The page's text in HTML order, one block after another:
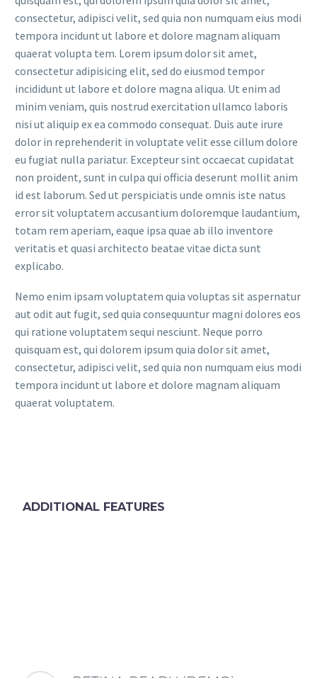
consectetur, adipisci velit, sed quia non numquam eius modi
tempora incidunt ut labore et dolore magnam aliquam
quaerat volupta tem. Lorem ipsum dolor sit amet,
consectetur adipisicing elit, sed do eiusmod tempor
incididunt ut labore et dolore magna aliqua. Ut enim ad
minim veniam, quis nostrud exercitation ullamco laboris
nisi ut aliquip ex ea commodo consequat. Duis aute irure
dolor in reprehenderit in voluptate velit esse cillum dolore
eu fugiat nulla pariatur. Excepteur sint occaecat cupidatat
non proident, sunt in culpa qui officia deserunt mollit anim
id est laborum. Sed ut perspiciatis unde omnis iste natus
error sit voluptatem accusantium doloremque laudantium,
totam rem aperiam, eaque ipsa quae ab illo inventore
veritatis et quasi architecto beatae vitae dicta sunt
explicabo.
Nemo enim ipsam voluptatem quia voluptas sit aspernatur
aut odit aut fugit, sed quia consequuntur magni dolores eos
qui ratione voluptatem sequi nesciunt. Neque porro
quisquam est, qui dolorem ipsum quia dolor sit amet,
consectetur, adipisci velit, sed quia non numquam eius modi
tempora incidunt ut labore et dolore magnam aliquam
quaerat voluptatem.
ADDITIONAL FEATURES